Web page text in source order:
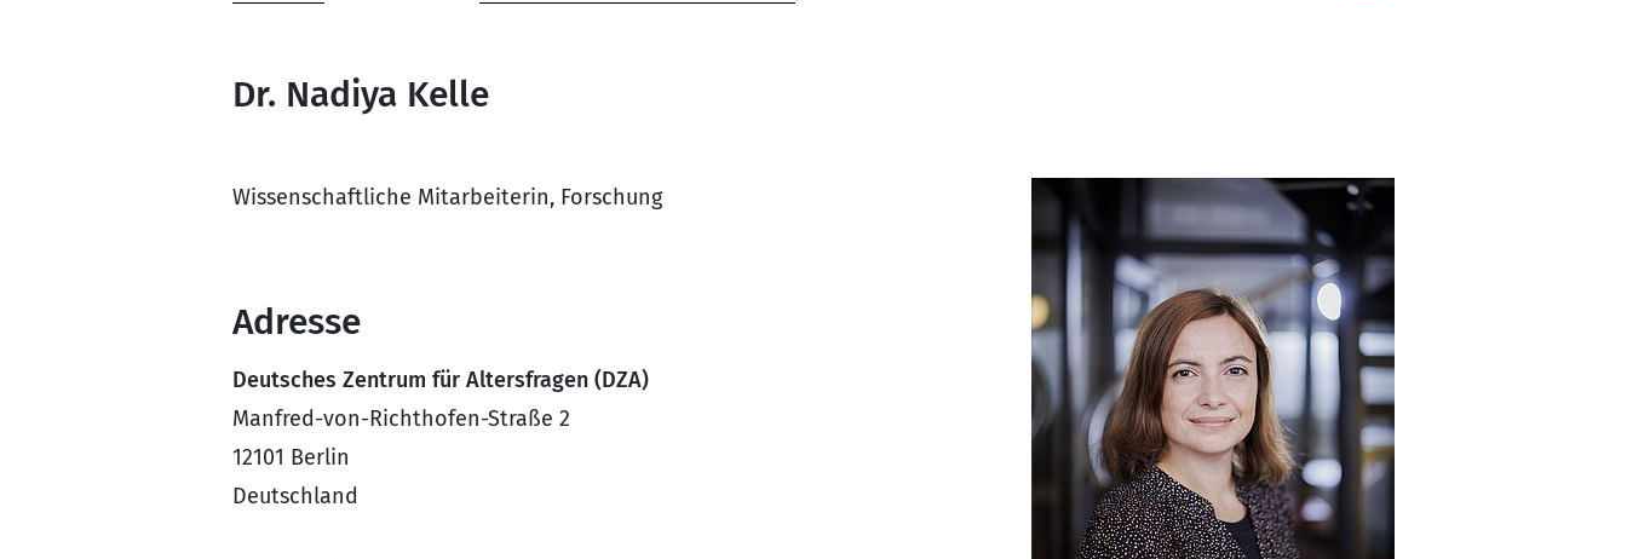
Dr. Nadiya Kelle
Wissenschaftliche Mitarbeiterin, Forschung
Adresse
Deutsches Zentrum für Altersfragen (DZA)
Manfred-von-Richthofen-Straße 2
12101 Berlin
Deutschland